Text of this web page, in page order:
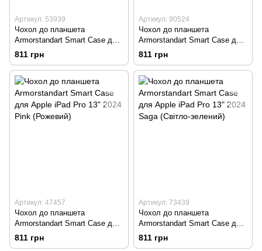
Артикул: 53939
Чохол до планшета
Armorstandart Smart Case для
Apple iPad Pro 13" 2024 Denim
(Блакитний)
811 грн
Артикул: 90524
Чохол до планшета
Armorstandart Smart Case для
Apple iPad Pro 13" 2024 Light
Violet (Світло-фіолетовий)
811 грн
Артикул: 47457
Чохол до планшета
Armorstandart Smart Case для
Apple iPad Pro 13" 2024 Pink
(Рожевий)
811 грн
Артикул: 73439
Чохол до планшета
Armorstandart Smart Case для
Apple iPad Pro 13" 2024 Saga
(Світло-зелений)
811 грн